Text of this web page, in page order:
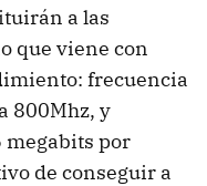
a las
que viene con
frecuencia
800Mhz, y
por
de conseguir a